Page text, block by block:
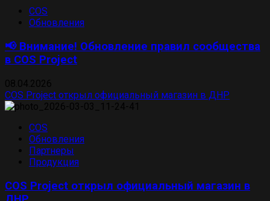
COS
Обновления
📢 Внимание! Обновление правил сообщества
в COS Project
COS Project открыл официальный магазин в ДНР
COS
Обновления
Партнеры
Продукция
COS Project открыл официальный магазин в